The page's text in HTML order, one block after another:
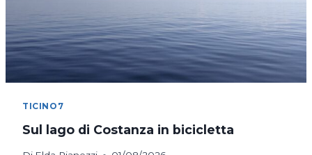
TICINO7
Sul lago di Costanza in bicicletta